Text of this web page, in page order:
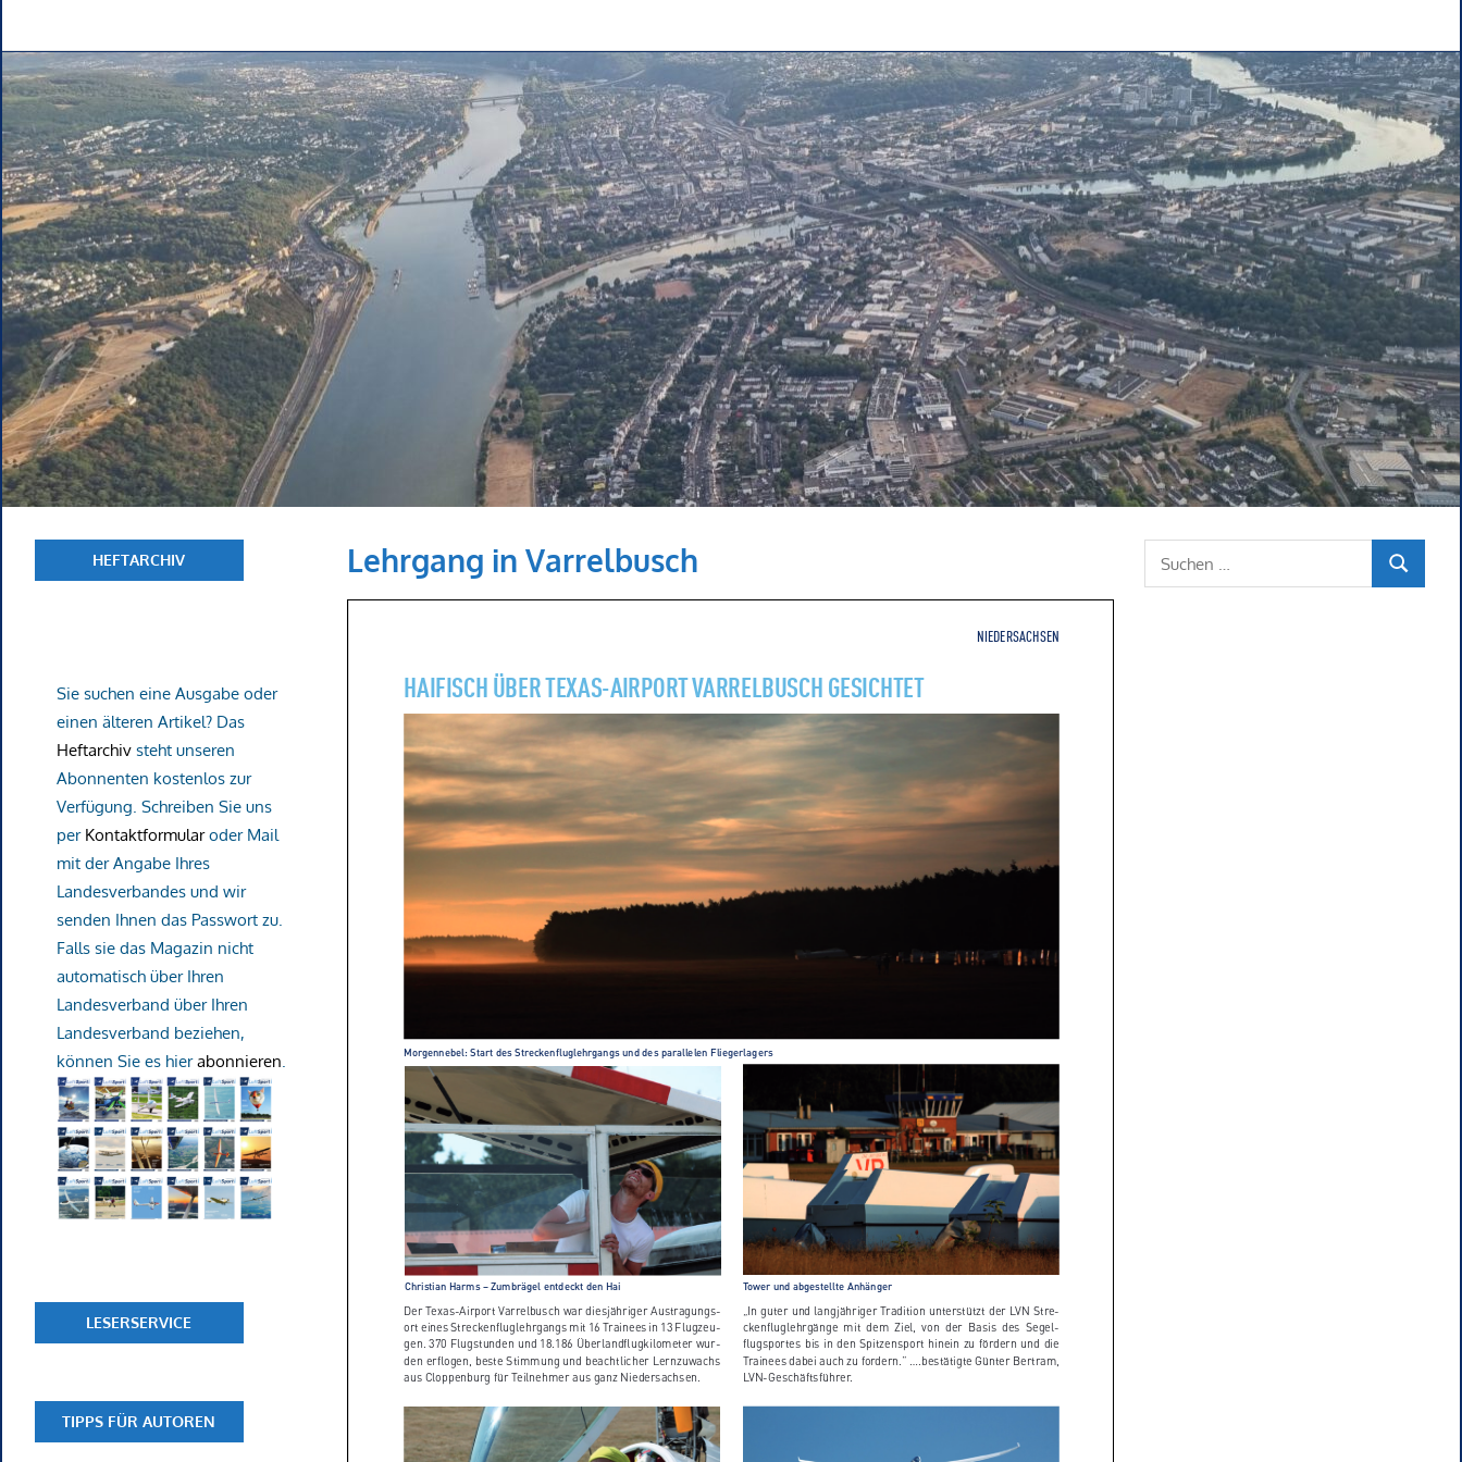
Lehrgang in Varrelbusch
HEFTARCHIV
Sie suchen eine Ausgabe oder
einen älteren Artikel? Das
Heftarchiv steht unseren
Abonnenten kostenlos zur
Verfügung. Schreiben Sie uns
per Kontaktformularoder Mail
mit der Angabe Ihres
Landesverbandes und wir
senden Ihnen das Passwort zu.
Falls sie das Magazin nicht
automatisch über Ihren
Landesverband über Ihren
Landesverband beziehen,
können Sie es hierabonnieren.
LESERSERVICE
TIPPS FÜR AUTOREN
SUCHEN